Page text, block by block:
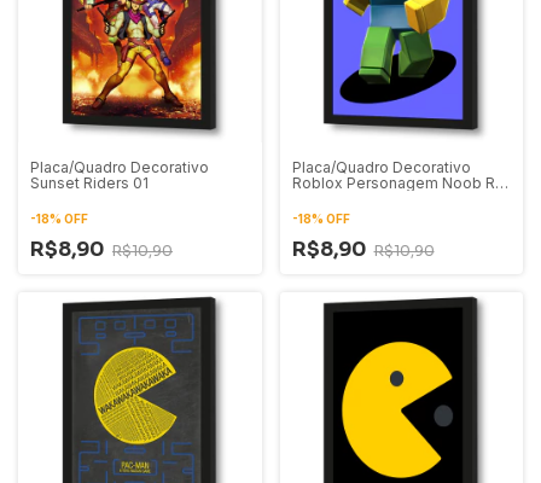
Placa/Quadro Decorativo
Sunset Riders 01
-18% OFF
R$8,90 R$10,90
Placa/Quadro Decorativo
Roblox Personagem Noob R15
-18% OFF
R$8,90 R$10,90